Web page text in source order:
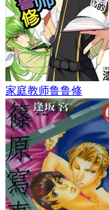
家庭教师鲁鲁修